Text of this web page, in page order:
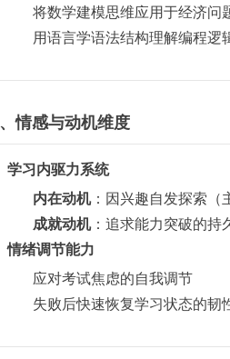
将数学建模思维应用于经济问
用语言学语法结构理解编程逻
情感与动机维度
学习内驱力系统
内在动机：因兴趣自发探索（
成就动机：追求能力突破的持
情绪调节能力
应对考试焦虑的自我调节
失败后快速恢复学习状态的韧